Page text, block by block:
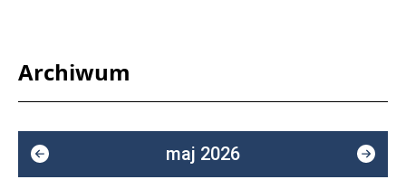
Archiwum
maj 2026